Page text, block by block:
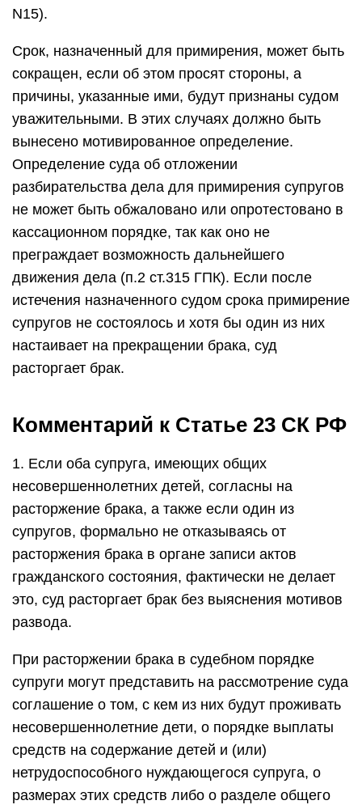
N15).
Срок, назначенный для примирения, может быть
сокращен, если об этом просят стороны, а
причины, указанные ими, будут признаны судом
уважительными. В этих случаях должно быть
вынесено мотивированное определение.
Определение суда об отложении
разбирательства дела для примирения супругов
не может быть обжаловано или опротестовано в
кассационном порядке, так как оно не
преграждает возможность дальнейшего
движения дела (п.2 ст.315 ГПК). Если после
истечения назначенного судом срока примирение
супругов не состоялось и хотя бы один из них
настаивает на прекращении брака, суд
расторгает брак.
Комментарий к Статье 23 СК РФ
1. Если оба супруга, имеющих общих
несовершеннолетних детей, согласны на
расторжение брака, а также если один из
супругов, формально не отказываясь от
расторжения брака в органе записи актов
гражданского состояния, фактически не делает
это, суд расторгает брак без выяснения мотивов
развода.
При расторжении брака в судебном порядке
супруги могут представить на рассмотрение суда
соглашение о том, с кем из них будут проживать
несовершеннолетние дети, о порядке выплаты
средств на содержание детей и (или)
нетрудоспособного нуждающегося супруга, о
размерах этих средств либо о разделе общего